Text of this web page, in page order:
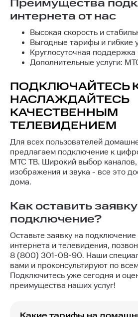
Преимущества
интернета от нас
Высокая скорость и
Выгодные тарифы и гибкие
Круглосуточная поддержка
Дополнительные услуги:
ПОДКЛЮЧАЙТЕСЬ
НАСЛАЖДАЙТЕСЬ
КАЧЕСТВЕННЫМ
ТЕЛЕВИДЕНИЕМ
Для всех пользователей
предлагаем подключение к
МТС ТВ. Широкий выбор каналов,
изображения и звука - все это
дома.
Как оставить
подключение?
Оставьте заявку на
интернета и телевидения,
8 (800) 301-08-90. Наши
вами и проконсультируют по
Подключитесь уже сегодня и
преимущества наших услуг!